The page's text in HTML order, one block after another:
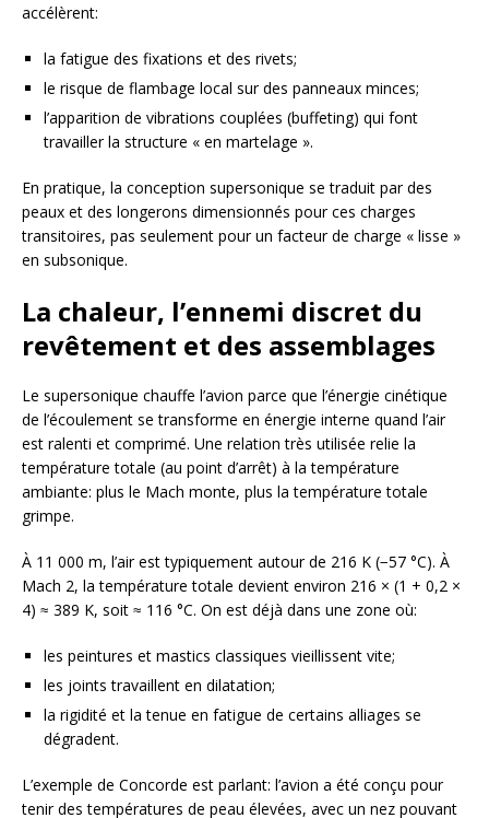
accélèrent:
la fatigue des fixations et des rivets;
le risque de flambage local sur des panneaux minces;
l’apparition de vibrations couplées (buffeting) qui font
travailler la structure « en martelage ».
En pratique, la conception supersonique se traduit par des
peaux et des longerons dimensionnés pour ces charges
transitoires, pas seulement pour un facteur de charge « lisse »
en subsonique.
La chaleur, l’ennemi discret du
revêtement et des assemblages
Le supersonique chauffe l’avion parce que l’énergie cinétique
de l’écoulement se transforme en énergie interne quand l’air
est ralenti et comprimé. Une relation très utilisée relie la
température totale (au point d’arrêt) à la température
ambiante: plus le Mach monte, plus la température totale
grimpe.
À 11 000 m, l’air est typiquement autour de 216 K (−57 °C). À
Mach 2, la température totale devient environ 216 × (1 + 0,2 ×
4) ≈ 389 K, soit ≈ 116 °C. On est déjà dans une zone où:
les peintures et mastics classiques vieillissent vite;
les joints travaillent en dilatation;
la rigidité et la tenue en fatigue de certains alliages se
dégradent.
L’exemple de Concorde est parlant: l’avion a été conçu pour
tenir des températures de peau élevées, avec un nez pouvant